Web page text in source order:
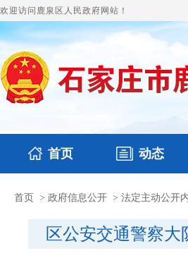
欢迎访问鹿泉区人民政府网站！
首页 动态
国务要闻 鹿泉要
本区文件
首页 > 政府信息公开 > 法定主动公开
区公安交通警察大